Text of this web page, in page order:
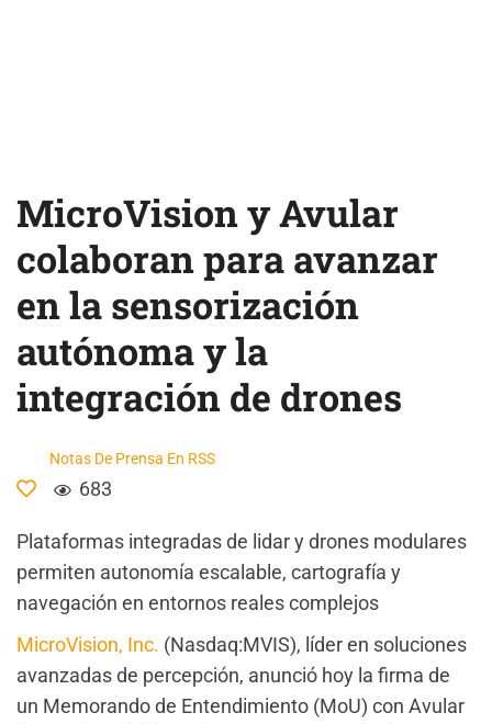
MicroVision y Avular
colaboran para avanzar
en la sensorización
autónoma y la
integración de drones
Notas De Prensa En RSS
683
Plataformas integradas de lidar y drones modulares
permiten autonomía escalable, cartografía y
navegación en entornos reales complejos
MicroVision, Inc. (Nasdaq:MVIS), líder en soluciones
avanzadas de percepción, anunció hoy la firma de
un Memorando de Entendimiento (MoU) con Avular